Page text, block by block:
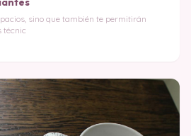
sino que también te permitirán
técnic